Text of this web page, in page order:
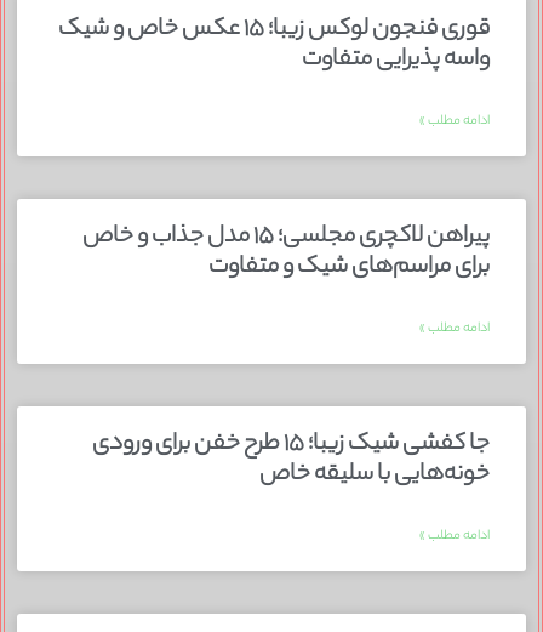
قوری فنجون لوکس زیبا؛ ۱۵ عکس خاص و شیک
واسه پذیرایی متفاوت
ادامه مطلب »
پیراهن لاکچری مجلسی؛ ۱۵ مدل جذاب و خاص
برای مراسم‌های شیک و متفاوت
ادامه مطلب »
جا کفشی شیک زیبا؛ ۱۵ طرح خفن برای ورودی
خونه‌هایی با سلیقه خاص
ادامه مطلب »